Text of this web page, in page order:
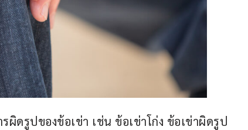
ผิดรูปของข้อเข่า เช่น ข้อเข่าโก่ง ข้อเข่าผิดรูป